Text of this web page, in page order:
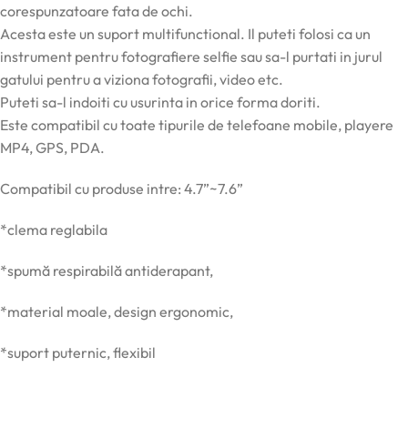
corespunzatoare fata de ochi.
Acesta este un suport multifunctional. Il puteti folosi ca un
instrument pentru fotografiere selfie sausa-l purtati in jurul
gatului pentru a viziona fotografii, video etc.
Puteti sa-l indoiti cu usurinta in orice forma doriti.
Este compatibil cu toate tipurile de telefoane mobile, playere
MP4, GPS, PDA.
Compatibil cu produse intre: 4.7”~7.6”
*clema reglabila
*spumă respirabilă antiderapant,
*material moale, design ergonomic,
*suport puternic, flexibil